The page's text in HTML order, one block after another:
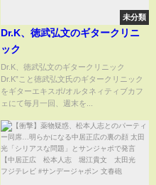
未分類
Dr.K、徳武弘文のギタークリニ
ック
Dr.K、徳武弘文のギタークリニック
Dr.K”こと徳武弘文氏のギタークリニック
をギターエキスポ/オルタネィティブカフ
ェにて毎月一回、週末を...